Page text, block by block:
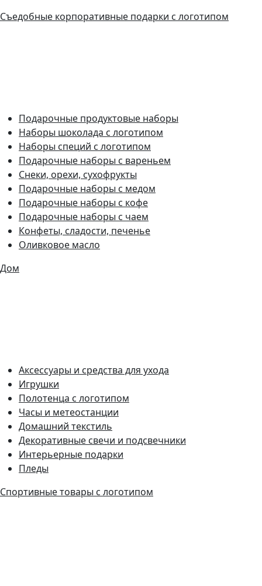
Съедобные корпоративные подарки с логотипом
Подарочные продуктовые наборы
Наборы шоколада с логотипом
Наборы специй с логотипом
Подарочные наборы с вареньем
Снеки, орехи, сухофрукты
Подарочные наборы с медом
Подарочные наборы с кофе
Подарочные наборы с чаем
Конфеты, сладости, печенье
Оливковое масло
Дом
Аксессуары и средства для ухода
Игрушки
Полотенца с логотипом
Часы и метеостанции
Домашний текстиль
Декоративные свечи и подсвечники
Интерьерные подарки
Пледы
Спортивные товары с логотипом